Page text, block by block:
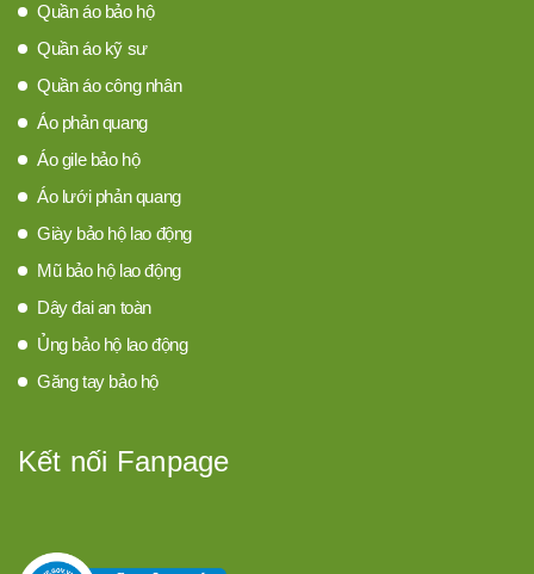
Quần áo bảo hộ
Quần áo kỹ sư
Quần áo công nhân
Áo phản quang
Áo gile bảo hộ
Áo lưới phản quang
Giày bảo hộ lao động
Mũ bảo hộ lao động
Dây đai an toàn
Ủng bảo hộ lao động
Găng tay bảo hộ
Kết nối Fanpage